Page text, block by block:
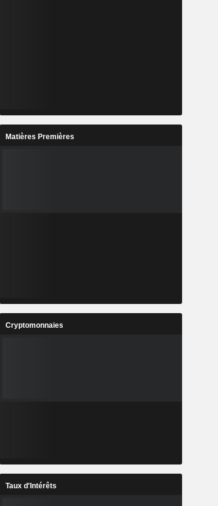
Matières Premières
Cryptomonnaies
Taux d'Intérêts